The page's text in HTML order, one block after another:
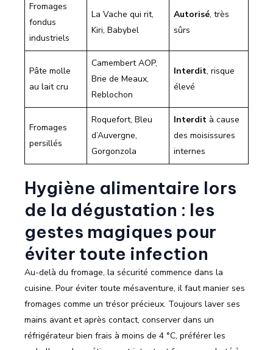
Fromages
fondus
industriels
La Vache qui rit,
Kiri, Babybel
Autorisé, très
sûrs
Pâte molle
au lait cru
Camembert AOP,
Brie de Meaux,
Reblochon
Interdit, risque
élevé
Fromages
persillés
Roquefort, Bleu
d’Auvergne,
Gorgonzola
Interdit à cause
des moisissures
internes
Hygiène alimentaire lors
de la dégustation : les
gestes magiques pour
éviter toute infection
Au-delà du fromage, la sécurité commence dans la
cuisine. Pour éviter toute mésaventure, il faut manier ses
fromages comme un trésor précieux. Toujours laver ses
mains avant et après contact, conserver dans un
réfrigérateur bien frais à moins de 4 °C, préférer les